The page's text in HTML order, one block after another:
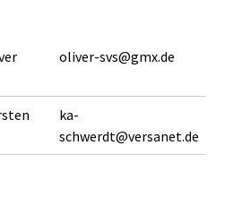
oliver-svs@gmx.de
ka-
schwerdt@versanet.de